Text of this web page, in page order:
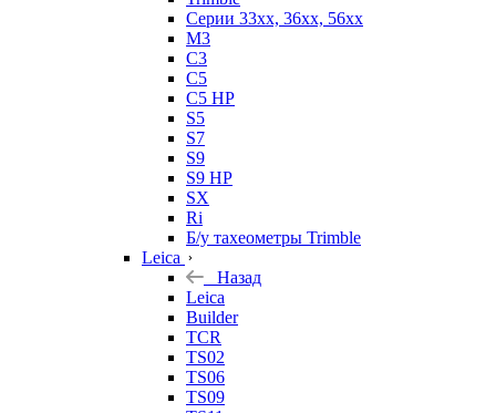
Серии 33xx, 36xx, 56xx
M3
C3
C5
C5 HP
S5
S7
S9
S9 HP
SX
Ri
Б/у тахеометры Trimble
Leica
Назад
Leica
Builder
TCR
TS02
TS06
TS09